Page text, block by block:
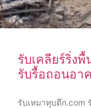
รับเคลียร์ริ่ง
รับรื้อถอนอา
รับเหมาทุบตึก.com